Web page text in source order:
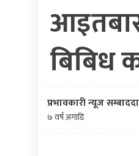
बिबिध
प्रभावकारी न्यूज
७ वर्ष अगाडि